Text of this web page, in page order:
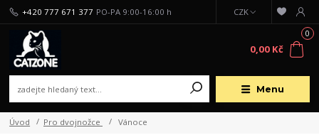
Menu
CZK
+420 777 671 377 PO-PA 9:00-16:00 h
0
0,00 Kč
Úvod Pro dvojnožce Vánoce